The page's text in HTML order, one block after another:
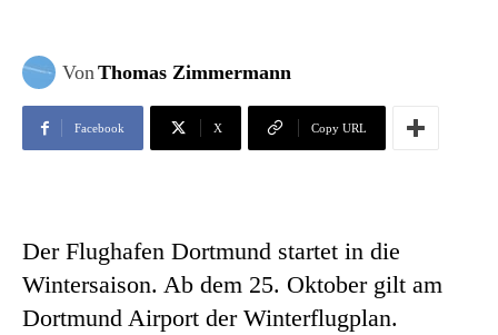
VonThomas Zimmermann
Facebook X Copy URL
Der Flughafen Dortmund startet in die
Wintersaison. Ab dem 25. Oktober gilt am
Dortmund Airport der Winterflugplan.